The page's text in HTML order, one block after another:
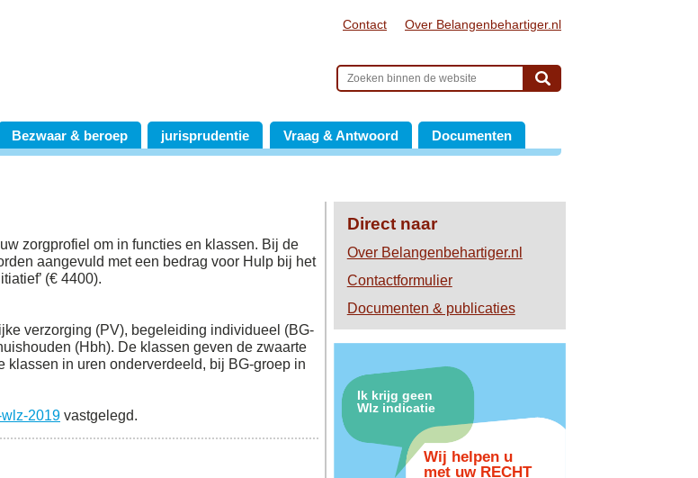
Contact Over Belangenbehartiger.nl
Bezwaar & beroep jurisprudentie Vraag & Antwoord Documenten
zorgprofiel om in functies en klassen. Bij de
aangevuld met een bedrag voor Hulp bij het
(€ 4400).
verzorging (PV), begeleiding individueel (BG-
(Hbh). De klassen geven de zwaarte
klassen in uren onderverdeeld, bij BG-groep in
2019 vastgelegd.
Direct naar
Over Belangenbehartiger.nl
Contactformulier
Documenten & publicaties
Ik krijg geen
Wlz indicatie
Wij helpen u
met uw RECHT